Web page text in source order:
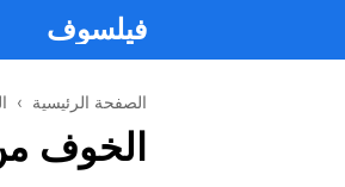
فيلسوف
الصفحة الرئيسية ›
الخوف